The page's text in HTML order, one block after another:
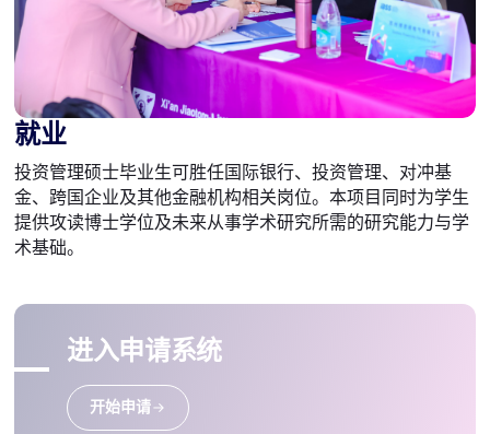
就业
投资管理硕士毕业生可胜任国际银行、投资管理、对冲基
金、跨国企业及其他金融机构相关岗位。本项目同时为学生
提供攻读博士学位及未来从事学术研究所需的研究能力与学
术基础。
进入申请系统
开始申请